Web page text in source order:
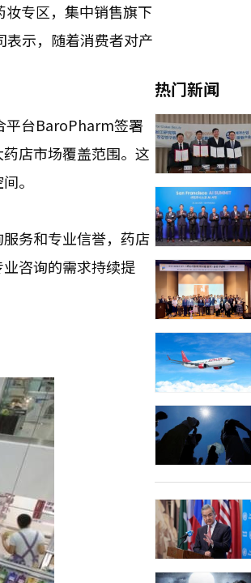
专区，集中销售旗下
示，随着消费者对产
平台BaroPharm签署
店市场覆盖范围。这
。
务和专业信誉，药店
咨询的需求持续提
热门新闻